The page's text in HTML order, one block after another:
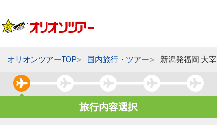
オリオンツアーTOP 国内旅行・ツアー 新潟発福岡 大
旅行内容選択